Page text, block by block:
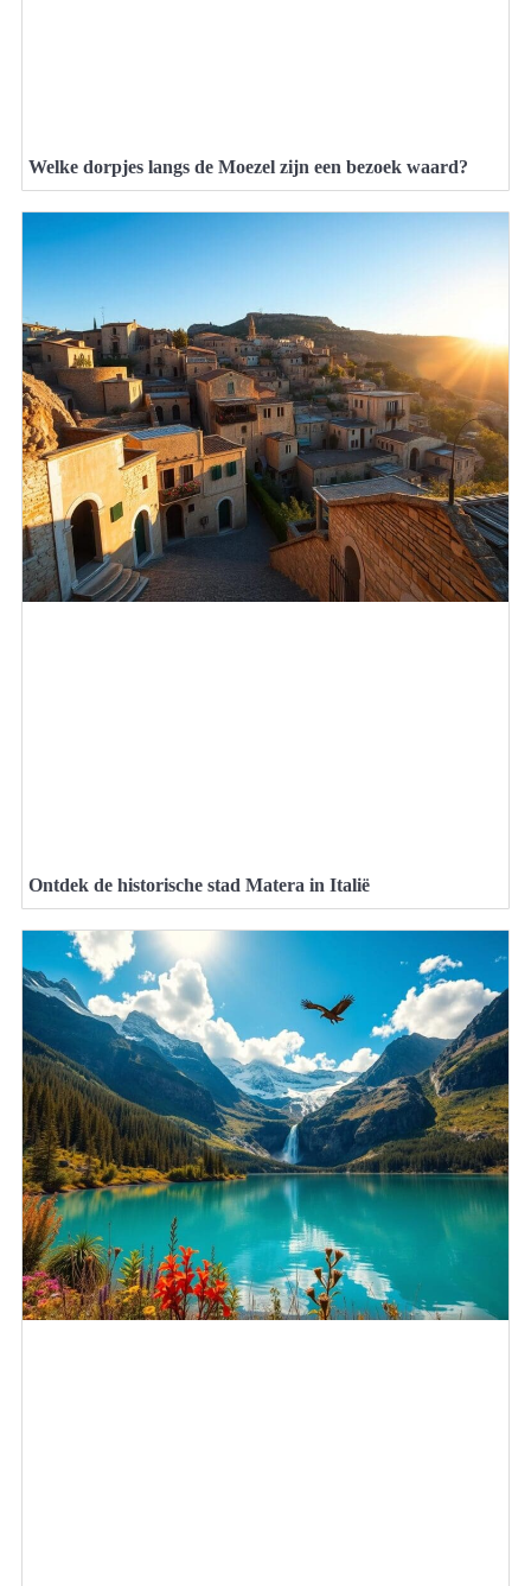
Welke dorpjes langs de Moezel zijn een bezoek waard?
Ontdek de historische stad Matera in Italië